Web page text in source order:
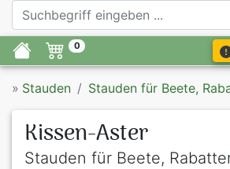
0
» Stauden Stauden für Beete,
Kissen-Aster
Stauden für Beete,